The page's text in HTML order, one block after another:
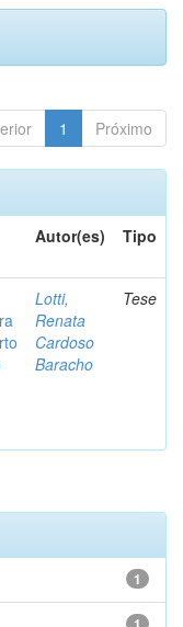
1 Próximo
Autor(es) Tipo
Lotti,
Renata
Cardoso
Baracho
Tese
1